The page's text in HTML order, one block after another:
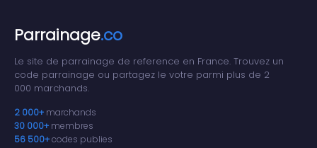
Parrainage.co
Le site de parrainage de reference en France. Trouvez un
code parrainage ou partagez le votre parmi plus de 2
000 marchands.
2 000+ marchands
30 000+ membres
56 500+codes publies